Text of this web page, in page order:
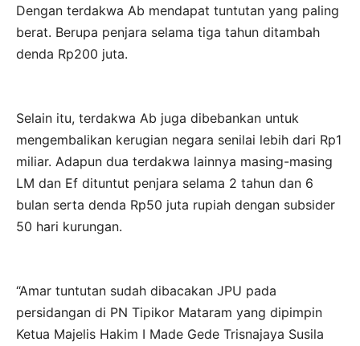
Dengan terdakwa Ab mendapat tuntutan yang paling
berat. Berupa penjara selama tiga tahun ditambah
denda Rp200 juta.
Selain itu, terdakwa Ab juga dibebankan untuk
mengembalikan kerugian negara senilai lebih dari Rp1
miliar. Adapun dua terdakwa lainnya masing-masing
LM dan Ef dituntut penjara selama 2 tahun dan 6
bulan serta denda Rp50 juta rupiah dengan subsider
50 hari kurungan.
“Amar tuntutan sudah dibacakan JPU pada
persidangan di PN Tipikor Mataram yang dipimpin
Ketua Majelis Hakim I Made Gede Trisnajaya Susila